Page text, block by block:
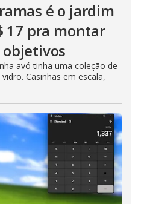
é o jardim
17 pra montar
avó tinha uma coleção de
Casinhas em escala,